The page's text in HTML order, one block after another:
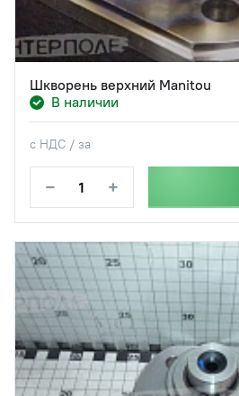
Шкворень верхний Manitou
В наличии
с НДС / за
− +